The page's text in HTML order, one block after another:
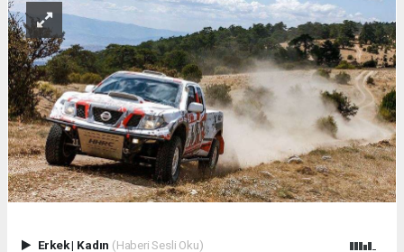
Erkek| Kadın (Haberi Sesli Oku)